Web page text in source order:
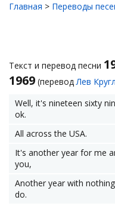
Главная > Переводы
Текст и перевод песни
1969 (переводЛев
Well, it's nineteen sixty
ok.
All across the USA.
It's another year for me
you,
Another year with
do.